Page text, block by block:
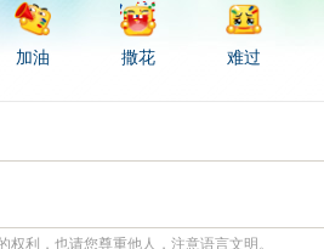
加油 撒花 难过